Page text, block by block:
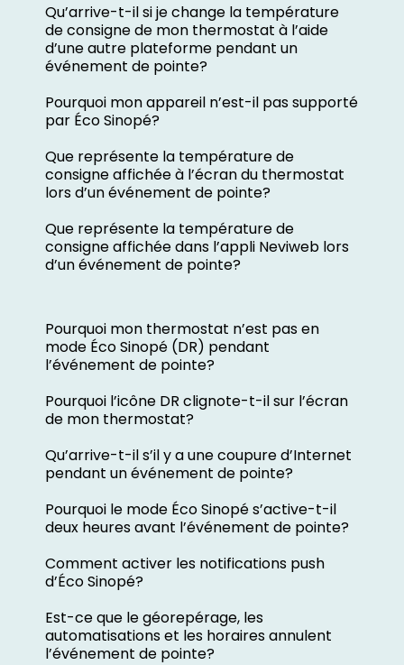
Qu’arrive-t-il si je change la température
de consigne de mon thermostat à l’aide
d’une autre plateforme pendant un
événement de pointe?
Pourquoi mon appareil n’est-il pas supporté
par Éco Sinopé?
Que représente la température de
consigne affichée à l’écran du thermostat
lors d’un événement de pointe?
Que représente la température de
consigne affichée dans l’appli Neviweb lors
d’un événement de pointe?
Pourquoi mon thermostat n’est pas en
mode Éco Sinopé (DR) pendant
l’événement de pointe?
Pourquoi l’icône DR clignote-t-il sur l’écran
de mon thermostat?
Qu’arrive-t-il s’il y a une coupure d’Internet
pendant un événement de pointe?
Pourquoi le mode Éco Sinopé s’active-t-il
deux heures avant l’événement de pointe?
Comment activer les notifications push
d’Éco Sinopé?
Est-ce que le géorepérage, les
automatisations et les horaires annulent
l’événement de pointe?